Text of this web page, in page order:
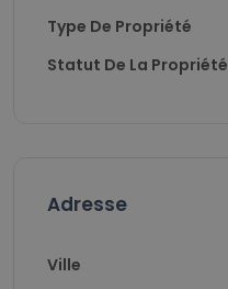
Type De Propriété
Statut De La Propriété
Adresse
Ville